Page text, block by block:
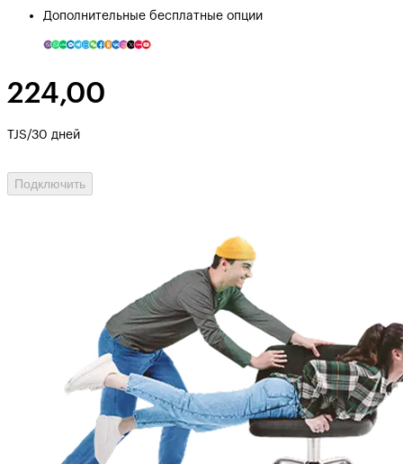
Дополнительные бесплатные опции
224,00
TJS/30 дней
Подключить